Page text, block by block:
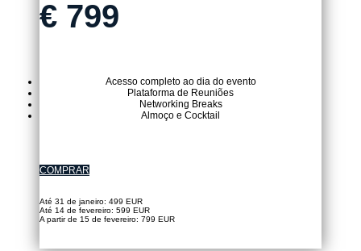
€ 799
Acesso completo ao dia do evento
Plataforma de Reuniões
Networking Breaks
Almoço e Cocktail
COMPRAR
Até 31 de janeiro: 499 EUR
Até 14 de fevereiro: 599 EUR
A partir de 15 de fevereiro: 799 EUR